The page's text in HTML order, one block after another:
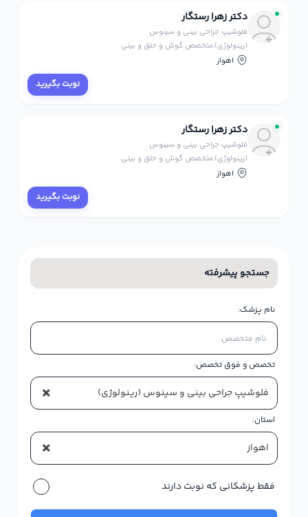
دکتر زهرا رستگار
فلوشیپ جراحی بینی و سینوس
(رینولوژی),متخصص گوش و حلق و بینی
اهواز
نوبت بگیرید
دکتر زهرا رستگار
فلوشیپ جراحی بینی و سینوس
(رینولوژی),متخصص گوش و حلق و بینی
اهواز
نوبت بگیرید
جستجو پیشرفته
نام پزشک:
تخصص و فوق تخصص:
× فلوشیپ جراحی بینی و سینوس (رینولوژی)
استان:
× اهواز
فقط پزشکانی که نوبت دارند